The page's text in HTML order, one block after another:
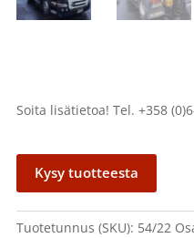
Soita lisätietoa! Tel. +358
Kysy tuotteesta
Tuotetunnus (SKU): 54/22